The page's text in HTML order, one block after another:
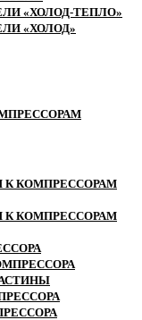
«ХОЛОД-ТЕПЛО»
«ХОЛОД»
К КОМПРЕССОРАМ
К КОМПРЕССОРАМ